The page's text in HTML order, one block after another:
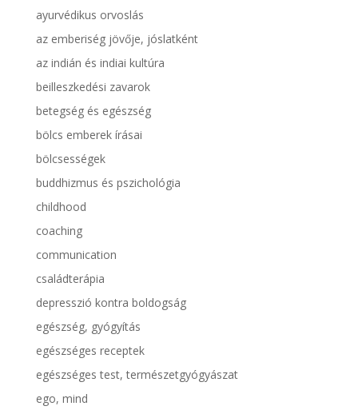
ayurvédikus orvoslás
az emberiség jövője, jóslatként
az indián és indiai kultúra
beilleszkedési zavarok
betegség és egészség
bölcs emberek írásai
bölcsességek
buddhizmus és pszichológia
childhood
coaching
communication
családterápia
depresszió kontra boldogság
egészség, gyógyítás
egészséges receptek
egészséges test, természetgyógyászat
ego, mind